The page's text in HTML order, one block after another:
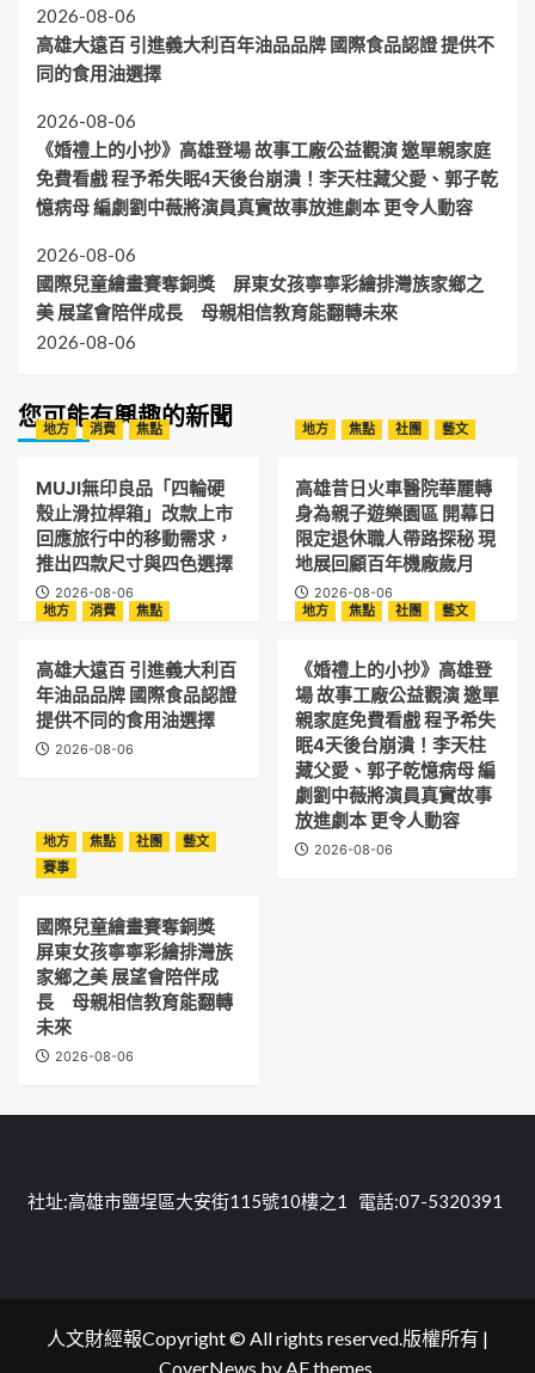
2026-08-06
高雄大遠百 引進義大利百年油品品牌 國際食品認證 提供不
同的食用油選擇
2026-08-06
《婚禮上的小抄》高雄登場 故事工廠公益觀演 邀單親家庭
免費看戲 程予希失眠4天後台崩潰！李天柱藏父愛、郭子乾
憶病母 編劇劉中薇將演員真實故事放進劇本 更令人動容
2026-08-06
國際兒童繪畫賽奪銅獎 屏東女孩寧寧彩繪排灣族家鄉之
美 展望會陪伴成長 母親相信教育能翻轉未來
2026-08-06
您可能有興趣的新聞
地方 消費 焦點
MUJI無印良品「四輪硬
殼止滑拉桿箱」改款上市
回應旅行中的移動需求，
推出四款尺寸與四色選擇
2026-08-06
地方 焦點 社團 藝文
高雄昔日火車醫院華麗轉
身為親子遊樂園區 開幕日
限定退休職人帶路探秘 現
地展回顧百年機廠歲月
2026-08-06
地方
消費 焦點
高雄大遠百 引進義大利百
年油品品牌 國際食品認證
提供不同的食用油選擇
2026-08-06
地方 焦點 社團 藝文
《婚禮上的小抄》高雄登
場 故事工廠公益觀演 邀單
親家庭免費看戲 程予希失
眠4天後台崩潰！李天柱
藏父愛、郭子乾憶病母 編
劇劉中薇將演員真實故事
放進劇本 更令人動容
2026-08-06
地方 焦點 社團
藝文
賽事
國際兒童繪畫賽奪銅獎
屏東女孩寧寧彩繪排灣族
家鄉之美 展望會陪伴成
長 母親相信教育能翻轉
未來
2026-08-06
社址:高雄市鹽埕區大安街115號10樓之1 電話:07-5320391
人文財經報Copyright © All rights reserved.版權所有 |
CoverNews by AF themes.